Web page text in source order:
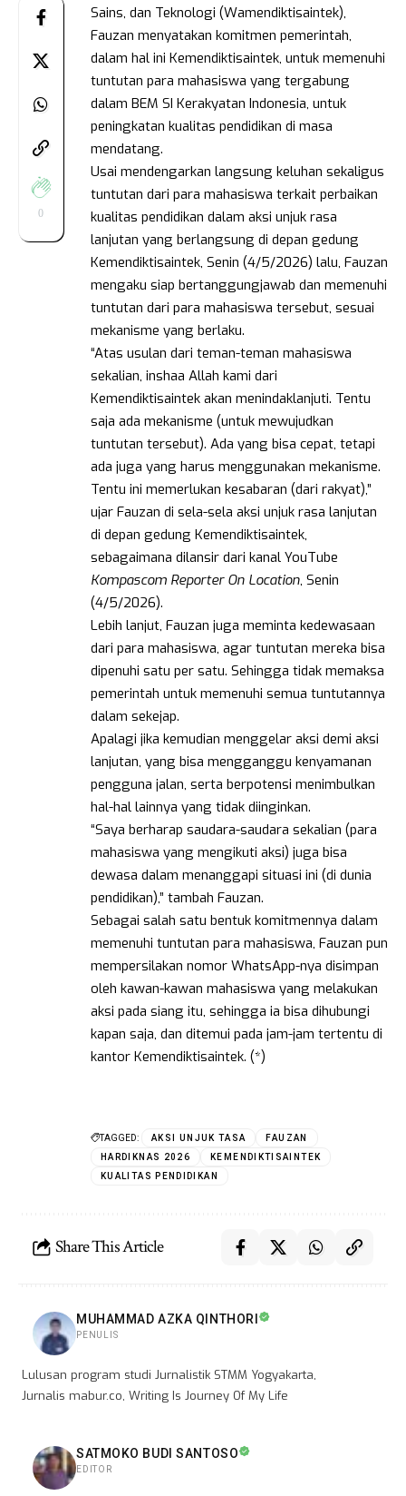
0
Sains, dan Teknologi (Wamendiktisaintek),
Fauzan menyatakan komitmen pemerintah,
dalam hal ini Kemendiktisaintek, untuk memenuhi
tuntutan para mahasiswa yang tergabung
dalam BEM SI Kerakyatan Indonesia, untuk
peningkatan kualitas pendidikan di masa
mendatang.
Usai mendengarkan langsung keluhan sekaligus
tuntutan dari para mahasiswa terkait perbaikan
kualitas pendidikan dalam aksi unjuk rasa
lanjutan yang berlangsung di depan gedung
Kemendiktisaintek, Senin (4/5/2026) lalu, Fauzan
mengaku siap bertanggungjawab dan memenuhi
tuntutan dari para mahasiswa tersebut, sesuai
mekanisme yang berlaku.
“Atas usulan dari teman-teman mahasiswa
sekalian, inshaa Allah kami dari
Kemendiktisaintek akan menindaklanjuti. Tentu
saja ada mekanisme (untuk mewujudkan
tuntutan tersebut). Ada yang bisa cepat, tetapi
ada juga yang harus menggunakan mekanisme.
Tentu ini memerlukan kesabaran (dari rakyat),”
ujar Fauzan di sela-sela aksi unjuk rasa lanjutan
di depan gedung Kemendiktisaintek,
sebagaimana dilansir dari kanal YouTube
Kompascom Reporter On Location, Senin
(4/5/2026).
Lebih lanjut, Fauzan juga meminta kedewasaan
dari para mahasiswa, agar tuntutan mereka bisa
dipenuhi satu per satu. Sehingga tidak memaksa
pemerintah untuk memenuhi semua tuntutannya
dalam sekejap.
Apalagi jika kemudian menggelar aksi demi aksi
lanjutan, yang bisa mengganggu kenyamanan
pengguna jalan, serta berpotensi menimbulkan
hal-hal lainnya yang tidak diinginkan.
“Saya berharap saudara-saudara sekalian (para
mahasiswa yang mengikuti aksi) juga bisa
dewasa dalam menanggapi situasi ini (di dunia
pendidikan),” tambah Fauzan.
Sebagai salah satu bentuk komitmennya dalam
memenuhi tuntutan para mahasiswa, Fauzan pun
mempersilakan nomor WhatsApp-nya disimpan
oleh kawan-kawan mahasiswa yang melakukan
aksi pada siang itu, sehingga ia bisa dihubungi
kapan saja, dan ditemui pada jam-jam tertentu di
kantor Kemendiktisaintek. (*)
TAGGED: AKSI UNJUK TASA
FAUZAN
HARDIKNAS 2026
KEMENDIKTISAINTEK
KUALITAS PENDIDIKAN
Share This Article
MUHAMMAD AZKA QINTHORI
PENULIS
Lulusan program studi Jurnalistik STMM Yogyakarta,
Jurnalis mabur.co, Writing Is Journey Of My Life
SATMOKO BUDI SANTOSO
EDITOR